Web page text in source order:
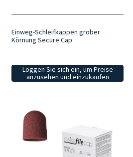
Einweg-Schleifkappen grober
Körnung Secure Cap
Loggen Sie sich ein, um Preise
anzusehen und einzukaufen